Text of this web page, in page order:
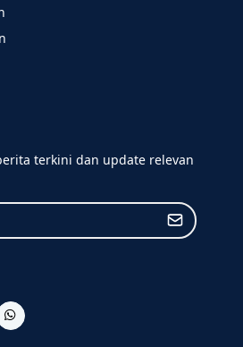
terkini dan update relevan